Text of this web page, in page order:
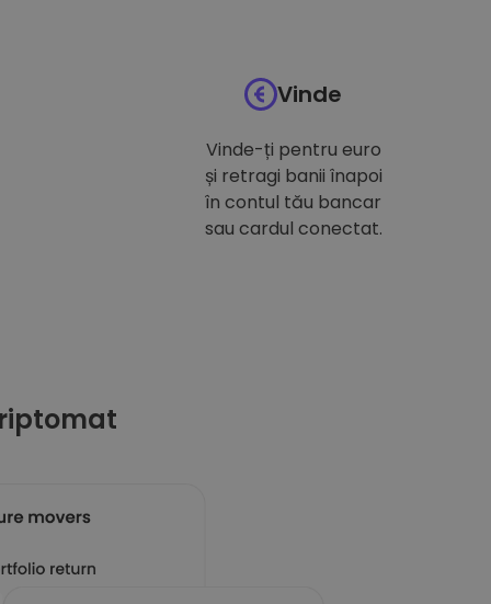
Vinde
Vinde-ți pentru euro
și retragi banii înapoi
în contul tău bancar
sau cardul conectat.